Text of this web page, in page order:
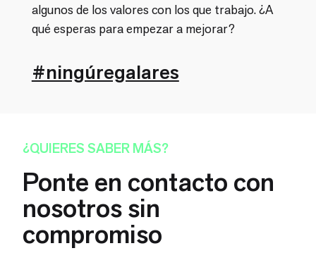
algunos de los valores con los que trabajo. ¿A
qué esperas para empezar a mejorar?
#ningúregalares
¿QUIERES SABER MÁS?
Ponte en contacto con
nosotros sin
compromiso